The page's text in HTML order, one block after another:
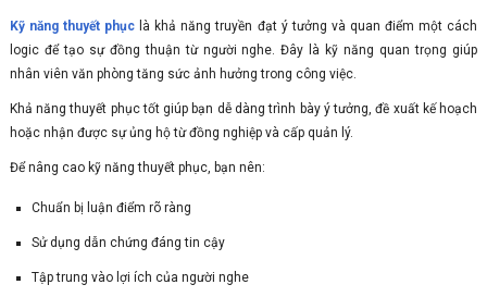
Kỹ năng thuyết phục là khả năng truyền đạt ý tưởng và quan điểm một cách
logic để tạo sự đồng thuận từ người nghe. Đây là kỹ năng quan trọng giúp
nhân viên văn phòng tăng sức ảnh hưởng trong công việc.
Khả năng thuyết phục tốt giúp bạn dễ dàng trình bày ý tưởng, đề xuất kế hoạch
hoặc nhận được sự ủng hộ từ đồng nghiệp và cấp quản lý.
Để nâng cao kỹ năng thuyết phục, bạn nên:
Chuẩn bị luận điểm rõ ràng
Sử dụng dẫn chứng đáng tin cậy
Tập trung vào lợi ích của người nghe